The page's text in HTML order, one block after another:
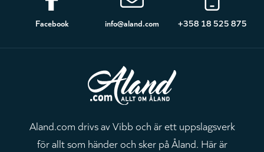
Sidfot
Facebook info@aland.com +358 18 525 875
Aland.com drivs av Vibb och är ett uppslagsverk
för allt som händer och sker på Åland. Här är